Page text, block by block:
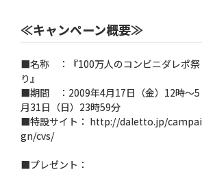
≪キャンペーン概要≫
■名称 ：『100万人のコンビニダレポ祭
り』
■期間 ：2009年4月17日（金）12時〜5
月31日（日）23時59分
■特設サイト： http://daletto.jp/campai
gn/cvs/
■プレゼント：